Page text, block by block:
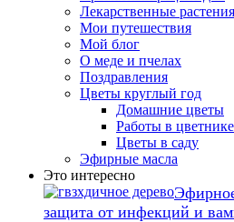
Лекарственные растения
Мои путешествия
Мой блог
О меде и пчелах
Поздравления
Цветы круглый год
Домашние цветы
Работы в цветнике
Цветы в саду
Эфирные масла
Это интересно
защита от инфекций и